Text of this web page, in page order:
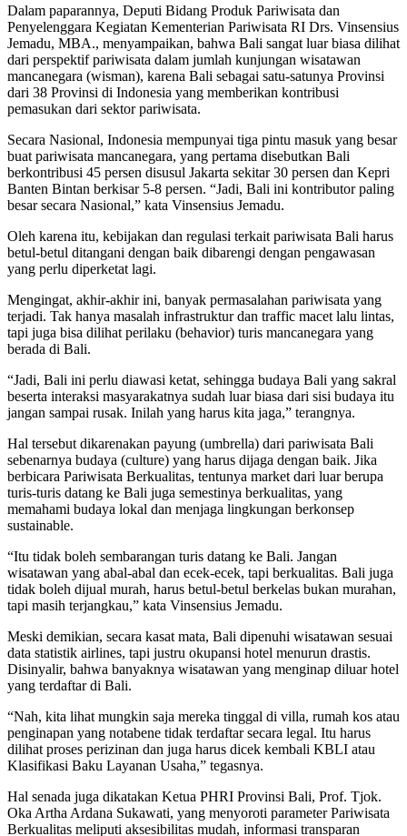
Dalam paparannya, Deputi Bidang Produk Pariwisata dan
Penyelenggara Kegiatan Kementerian Pariwisata RI Drs. Vinsensius
Jemadu, MBA., menyampaikan, bahwa Bali sangat luar biasa dilihat
dari perspektif pariwisata dalam jumlah kunjungan wisatawan
mancanegara (wisman), karena Bali sebagai satu-satunya Provinsi
dari 38 Provinsi di Indonesia yang memberikan kontribusi
pemasukan dari sektor pariwisata.
Secara Nasional, Indonesia mempunyai tiga pintu masuk yang besar
buat pariwisata mancanegara, yang pertama disebutkan Bali
berkontribusi 45 persen disusul Jakarta sekitar 30 persen dan Kepri
Banten Bintan berkisar 5-8 persen. “Jadi, Bali ini kontributor paling
besar secara Nasional,” kata Vinsensius Jemadu.
Oleh karena itu, kebijakan dan regulasi terkait pariwisata Bali harus
betul-betul ditangani dengan baik dibarengi dengan pengawasan
yang perlu diperketat lagi.
Mengingat, akhir-akhir ini, banyak permasalahan pariwisata yang
terjadi. Tak hanya masalah infrastruktur dan traffic macet lalu lintas,
tapi juga bisa dilihat perilaku (behavior) turis mancanegara yang
berada di Bali.
“Jadi, Bali ini perlu diawasi ketat, sehingga budaya Bali yang sakral
beserta interaksi masyarakatnya sudah luar biasa dari sisi budaya itu
jangan sampai rusak. Inilah yang harus kita jaga,” terangnya.
Hal tersebut dikarenakan payung (umbrella) dari pariwisata Bali
sebenarnya budaya (culture) yang harus dijaga dengan baik. Jika
berbicara Pariwisata Berkualitas, tentunya market dari luar berupa
turis-turis datang ke Bali juga semestinya berkualitas, yang
memahami budaya lokal dan menjaga lingkungan berkonsep
sustainable.
“Itu tidak boleh sembarangan turis datang ke Bali. Jangan
wisatawan yang abal-abal dan ecek-ecek, tapi berkualitas. Bali juga
tidak boleh dijual murah, harus betul-betul berkelas bukan murahan,
tapi masih terjangkau,” kata Vinsensius Jemadu.
Meski demikian, secara kasat mata, Bali dipenuhi wisatawan sesuai
data statistik airlines, tapi justru okupansi hotel menurun drastis.
Disinyalir, bahwa banyaknya wisatawan yang menginap diluar hotel
yang terdaftar di Bali.
“Nah, kita lihat mungkin saja mereka tinggal di villa, rumah kos atau
penginapan yang notabene tidak terdaftar secara legal. Itu harus
dilihat proses perizinan dan juga harus dicek kembali KBLI atau
Klasifikasi Baku Layanan Usaha,” tegasnya.
Hal senada juga dikatakan Ketua PHRI Provinsi Bali, Prof. Tjok.
Oka Artha Ardana Sukawati, yang menyoroti parameter Pariwisata
Berkualitas meliputi aksesibilitas mudah, informasi transparan